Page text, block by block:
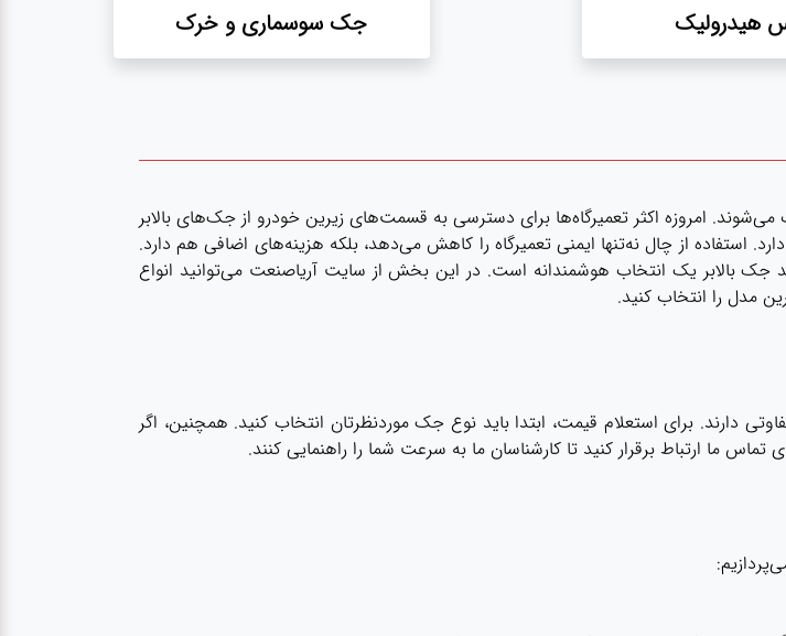
هیدرولیک جک سوسماری و خرک
امروزه اکثر تعمیرگاه‌ها برای دسترسی به قسمت‌های زیرین خودرو از جک‌های بالابر
از چال نه‌تنها ایمنی تعمیرگاه را کاهش می‌دهد، بلکه هزینه‌های اضافی هم دارد.
جک بالابر یک انتخاب هوشمندانه است. در این بخش از سایت آریاصنعتمی‌توانید انواع
مدل را انتخاب کنید.
دارند. برای استعلام قیمت، ابتدا باید نوع جک موردنظرتان انتخاب کنید. همچنین، اگر
ما ارتباط برقرار کنید تا کارشناسان ما به سرعت شما را راهنمایی کنند.